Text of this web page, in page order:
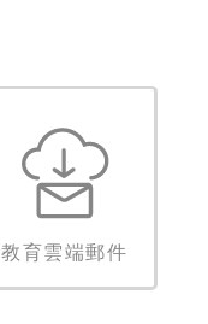
教育雲端郵件